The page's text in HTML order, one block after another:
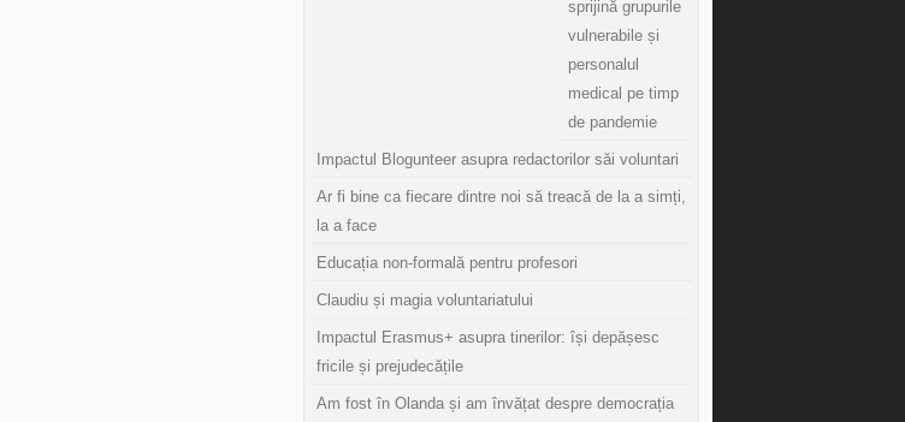
sprijină grupurile
vulnerabile și
personalul
medical pe timp
de pandemie
Impactul Blogunteer asupra redactorilor săi voluntari
Ar fi bine ca fiecare dintre noi să treacă de la a simți,
la a face
Educația non-formală pentru profesori
Claudiu și magia voluntariatului
Impactul Erasmus+ asupra tinerilor: își depășesc
fricile și prejudecățile
Am fost în Olanda și am învățat despre democrația